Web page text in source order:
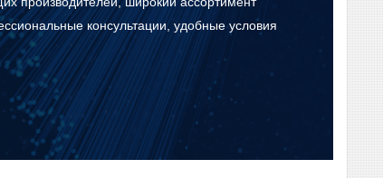
консультации, удобные условия